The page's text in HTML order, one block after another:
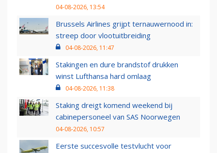
04-08-2026, 13:54
Brussels Airlines grijpt ternauwernood in:
streep door vlootuitbreiding
04-08-2026, 11:47
Stakingen en dure brandstof drukken
winst Lufthansa hard omlaag
04-08-2026, 11:38
Staking dreigt komend weekend bij
cabinepersoneel van SAS Noorwegen
04-08-2026, 10:57
Eerste succesvolle testvlucht voor